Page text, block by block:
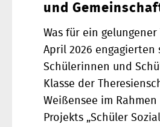
und
Was für ein gelungener
April 2026 engagierten
Schülerinnen und
Klasse der
Weißensee im Rahmen
Projekts „Schüler